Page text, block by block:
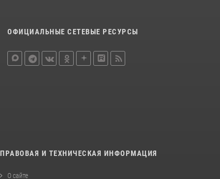
ОФИЦИАЛЬНЫЕ СЕТЕВЫЕ РЕСУРСЫ
ПРАВОВАЯ И ТЕХНИЧЕСКАЯ ИНФОРМАЦИЯ
О сайте